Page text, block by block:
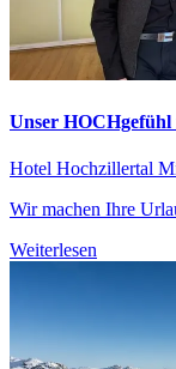
Unser
Hotel Hochzillertal
Wir machen Ihre
Weiterlesen